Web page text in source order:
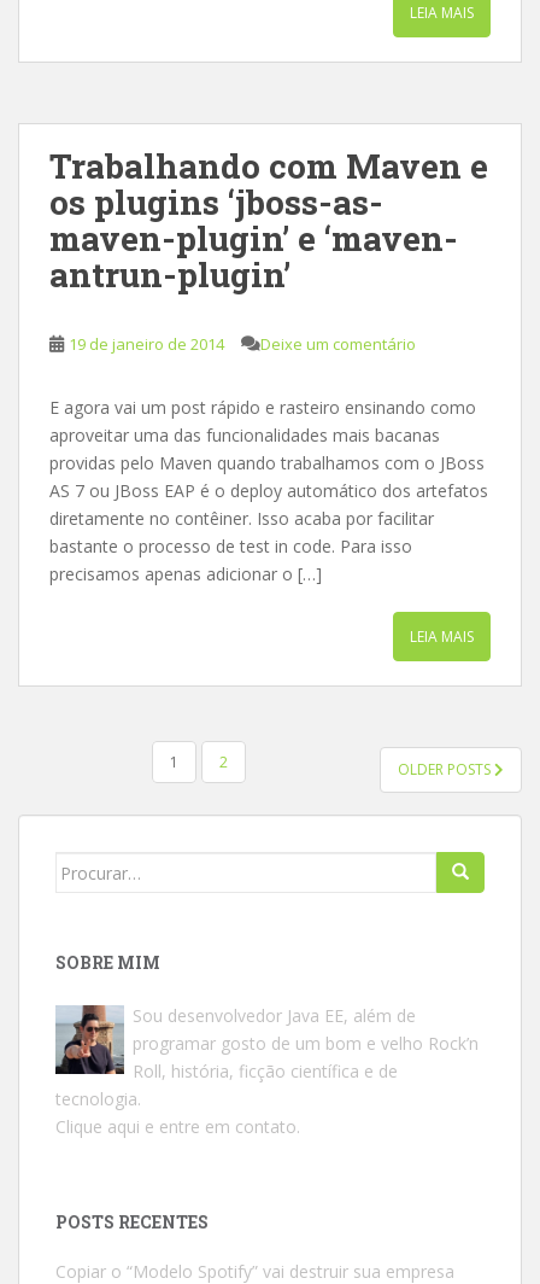
LEIA MAIS
Trabalhando com Maven e
os plugins ‘jboss-as-
maven-plugin’ e ‘maven-
antrun-plugin’
19 de janeiro de 2014 Deixe um comentário
E agora vai um post rápido e rasteiro ensinando como
aproveitar uma das funcionalidades mais bacanas
providas pelo Maven quando trabalhamos com o JBoss
AS 7 ou JBoss EAP é o deploy automático dos artefatos
diretamente no contêiner. Isso acaba por facilitar
bastante o processo de test in code. Para isso
precisamos apenas adicionar o […]
LEIA MAIS
NAVEGAÇÃO
POSTS
1 2 OLDER POSTS
Search
SOBRE MIM
Sou desenvolvedor Java EE, além de
programar gosto de um bom e velho Rock’n
Roll, história, ficção científica e de
tecnologia.
Clique aqui e entre em contato.
POSTS RECENTES
Copiar o “Modelo Spotify” vai destruir sua empresa